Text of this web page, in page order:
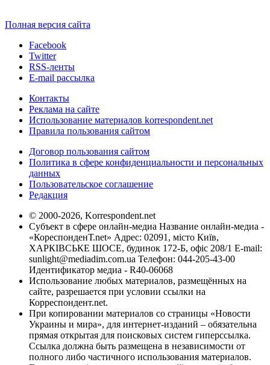
Полная версия сайта
Facebook
Twitter
RSS-ленты
E-mail рассылка
Контакты
Реклама на сайте
Использование материалов korrespondent.net
Правила пользования сайтом
Договор пользования сайтом
Политика в сфере конфиденциальности и персональных
данных
Пользовательское соглашение
Редакция
© 2000-2026, Korrespondent.net
Субъект в сфере онлайн-медиа Название онлайн-медиа -
«КореспонденТ.net» Адрес: 02091, місто Київ,
ХАРКІВСЬКЕ ШОСЕ, будинок 172-Б, офіс 208/1 E-mail:
sunlight@mediadim.com.ua Телефон: 044-205-43-00
Идентификатор медиа - R40-06068
Использование любых материалов, размещённых на
сайте, разрешается при условии ссылки на
Корреспондент.net.
При копировании материалов со страницы «Новости
Украины и мира», для интернет-изданий – обязательна
прямая открытая для поисковых систем гиперссылка.
Ссылка должна быть размещена в независимости от
полного либо частичного использования материалов.